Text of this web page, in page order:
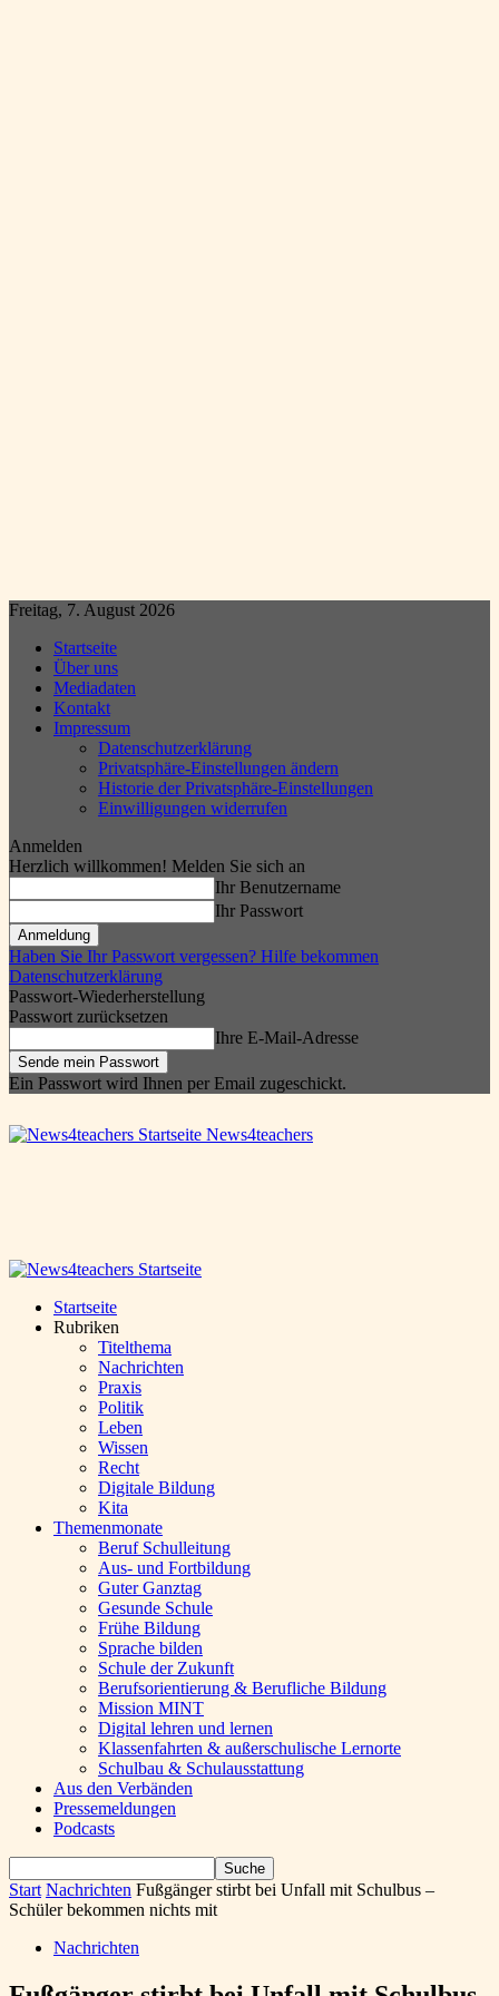
Freitag, 7. August 2026
Startseite
Über uns
Mediadaten
Kontakt
Impressum
Datenschutzerklärung
Privatsphäre-Einstellungen ändern
Historie der Privatsphäre-Einstellungen
Einwilligungen widerrufen
Anmelden
Herzlich willkommen! Melden Sie sich an
Ihr Benutzername
Ihr Passwort
Haben Sie Ihr Passwort vergessen? Hilfe bekommen
Datenschutzerklärung
Passwort-Wiederherstellung
Passwort zurücksetzen
Ihre E-Mail-Adresse
Ein Passwort wird Ihnen per Email zugeschickt.
News4teachers
Startseite
Rubriken
Titelthema
Nachrichten
Praxis
Politik
Leben
Wissen
Recht
Digitale Bildung
Kita
Themenmonate
Beruf Schulleitung
Aus- und Fortbildung
Guter Ganztag
Gesunde Schule
Frühe Bildung
Sprache bilden
Schule der Zukunft
Berufsorientierung & Berufliche Bildung
Mission MINT
Digital lehren und lernen
Klassenfahrten & außerschulische Lernorte
Schulbau & Schulausstattung
Aus den Verbänden
Pressemeldungen
Podcasts
Start Nachrichten Fußgänger stirbt bei Unfall mit Schulbus –
Schüler bekommen nichts mit
Nachrichten